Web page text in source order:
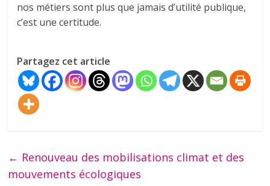
nos métiers sont plus que jamais d’utilité publique,
c’est une certitude.
Partagez cet article
← Renouveau des mobilisations climat et des
mouvements écologiques